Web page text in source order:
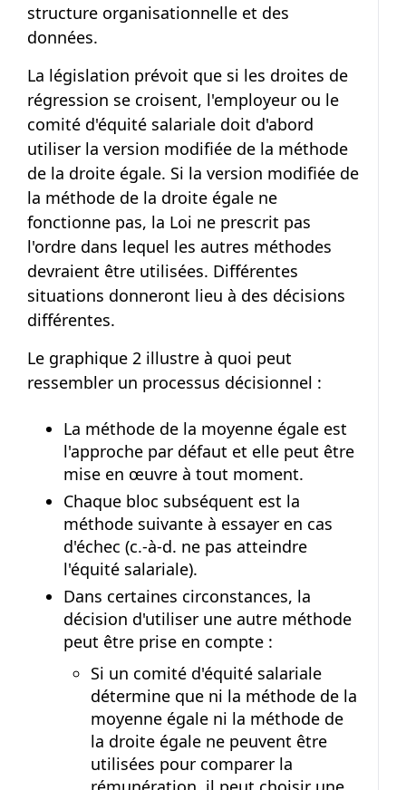
structure organisationnelle et des
données.
La législation prévoit que si les droites de
régression se croisent, l'employeur ou le
comité d'équité salariale doit d'abord
utiliser la version modifiée de la méthode
de la droite égale. Si la version modifiée de
la méthode de la droite égale ne
fonctionne pas, la Loi ne prescrit pas
l'ordre dans lequel les autres méthodes
devraient être utilisées. Différentes
situations donneront lieu à des décisions
différentes.
Le graphique 2 illustre à quoi peut
ressembler un processus décisionnel :
La méthode de la moyenne égale est
l'approche par défaut et elle peut être
mise en œuvre à tout moment.
Chaque bloc subséquent est la
méthode suivante à essayer en cas
d'échec (c.‑à‑d. ne pas atteindre
l'équité salariale).
Dans certaines circonstances, la
décision d'utiliser une autre méthode
peut être prise en compte :
Si un comité d'équité salariale
détermine que ni la méthode de la
moyenne égale ni la méthode de
la droite égale ne peuvent être
utilisées pour comparer la